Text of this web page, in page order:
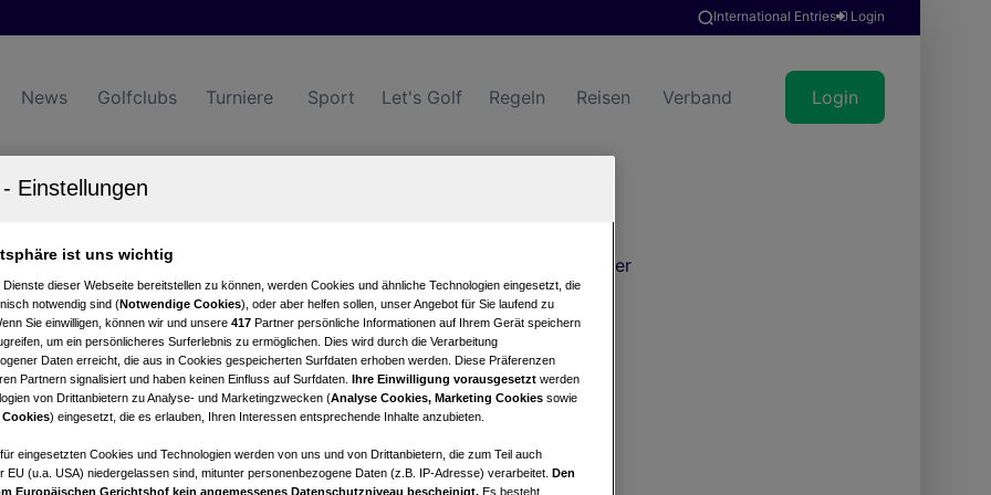
International Entries Login
News Golfclubs Turniere Sport Let's Golf Regeln Reisen Verband Login
Turnierkalender
Statistik
ist uns wichtig
Dienste dieser Webseite bereitstellen zu können, werden Cookies und ähnliche Technologien eingesetzt, die
notwendig sind (Notwendige Cookies), oder aber helfen sollen, unser Angebot für Sie laufend zu
Sie einwilligen, können wir und unsere 417 Partner persönliche Informationen auf Ihrem Gerät speichern
um ein persönlicheres Surferlebnis zu ermöglichen. Dies wird durch die Verarbeitung
Daten erreicht, die aus in Cookies gespeicherten Surfdaten erhoben werden. Diese Präferenzen
Partnern signalisiert und haben keinen Einfluss auf Surfdaten. Ihre Einwilligung vorausgesetzt werden
von Drittanbietern zu Analyse- und Marketingzwecken (Analyse Cookies, Marketing Cookies sowie
) eingesetzt, die es erlauben, Ihren Interessen entsprechende Inhalte anzubieten.
eingesetzten Cookies und Technologien werden von uns und von Drittanbietern, die zum Teil auch
EU (u.a. USA) niedergelassen sind, mitunter personenbezogene Daten (z.B. IP-Adresse) verarbeitet. Den
Europäischen Gerichtshof kein angemessenes Datenschutzniveau bescheinigt. Es besteht